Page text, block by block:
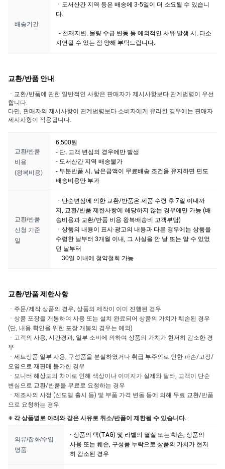
배송기간
ㆍ도서산간 지역 등은 배송에 3-5일이 더 소요될 수 있습니
다.
- 천재지변, 물량 수급 변동 등 예외적인 사유 발생 시, 다소
지연될 수 있는 점 양해 부탁드립니다.
교환/반품 안내
ㆍ교환/반품에 관한 일반적인 사항은 판매자가 제시사항보다 관계법령이 우선
합니다.
다만, 판매자의 제시사항이 관계법령보다 소비자에게 유리한 경우에는 판매자
제시사항이 적용됩니다.
교환/반품
비용
(왕복비용)
6,500원
- 단, 고객 변심의 경우에만 발생
- 도서산간 지역 배송불가
- 부분반품 시, 남은금액이 무료배송 조건을 유지하면 편도
배송비용만 부과
교환/반품
신청 기준
일
ㆍ단순변심에 의한 교환/반품은 제품 수령 후 7일 이내까
지, 교환/반품 제한사항에 해당하지 않는 경우에만 가능 (배
송비용과 교환/반품 비용 왕복배송비 고객부담)
ㆍ상품의 내용이 표시·광고의 내용과 다른 경우에는 상품을
수령한 날부터 3개월 이내, 그 사실을 안 날 또는 알 수 있었
던 날부터
30일 이내에 청약철회 가능
교환/반품 제한사항
ㆍ주문/제작 상품의 경우, 상품의 제작이 이미 진행된 경우
ㆍ상품 포장을 개봉하여 사용 또는 설치 완료되어 상품의 가치가 훼손된 경우
(단, 내용 확인을 위한 포장 개봉의 경우는 예외)
ㆍ고객의 사용, 시간경과, 일부 소비에 의하여 상품의 가치가 현저히 감소한 경
우
ㆍ세트상품 일부 사용, 구성품을 분실하였거나 취급 부주의로 인한 파손/고장/
오염으로 재판매 불가한 경우
ㆍ모니터 해상도의 차이로 인해 색상이나 이미지가 실제와 달라, 고객이 단순
변심으로 교환/반품을 무료로 요청하는 경우
ㆍ제조사의 사정 (신모델 출시 등) 및 부품 가격 변동 등에 의해 무료 교환/반품
으로 요청하는 경우
※ 각 상품별로 아래와 같은 사유로 취소/반품이 제한될 수 있습니다.
의류/잡화/수입
명품
⋅ 상품의 택(TAG) 및 라벨의 멸실 또는 훼손, 상품의
사용 또는 훼손, 구성품 누락으로 상품의 가치가 현저
히 감소된 경우